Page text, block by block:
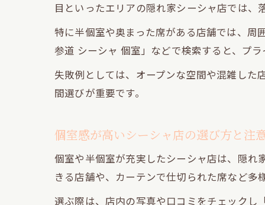
目といったエリアの隠れ家シーシャ店では、
特に半個室や奥まった席がある店舗では、周
参道 シーシャ 個室」などで検索すると、プ
失敗例としては、オープンな空間や混雑した
間選びが重要です。
個室感が高いシーシャ店の選び方と注
個室や半個室が充実したシーシャ店は、隠れ
きる店舗や、カーテンで仕切られた席など多
選ぶ際は、店内の写真や口コミをチェックし